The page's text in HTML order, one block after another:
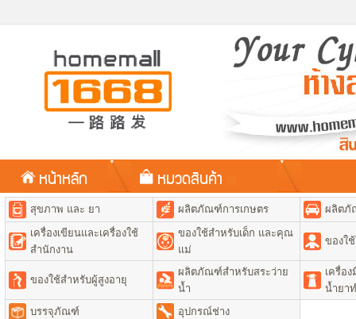
หน้าหลัก หมวดสินค้า
สุขภาพ และ ยา ผลิตภัณฑ์การเกษตร
ผลิตภั
เครื่องเขียนและเครื่องใช้
สำนักงาน
ของใช้สำหรับเด็ก และคุณ
แม่
ของใ
ของใช้สำหรับผู้สูงอายุ
ผลิตภัณฑ์สำหรับสระว่าย
น้ำ
เครื่อ
น้ำยา
บรรจุภัณฑ์
อุปกรณ์ช่าง